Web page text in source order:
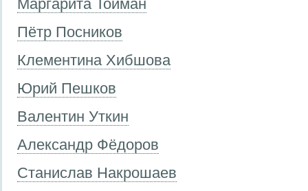
Маргарита Тойман
Пётр Посников
Клементина Хибшова
Юрий Пешков
Валентин Уткин
Александр Фёдоров
Станислав Накрошаев